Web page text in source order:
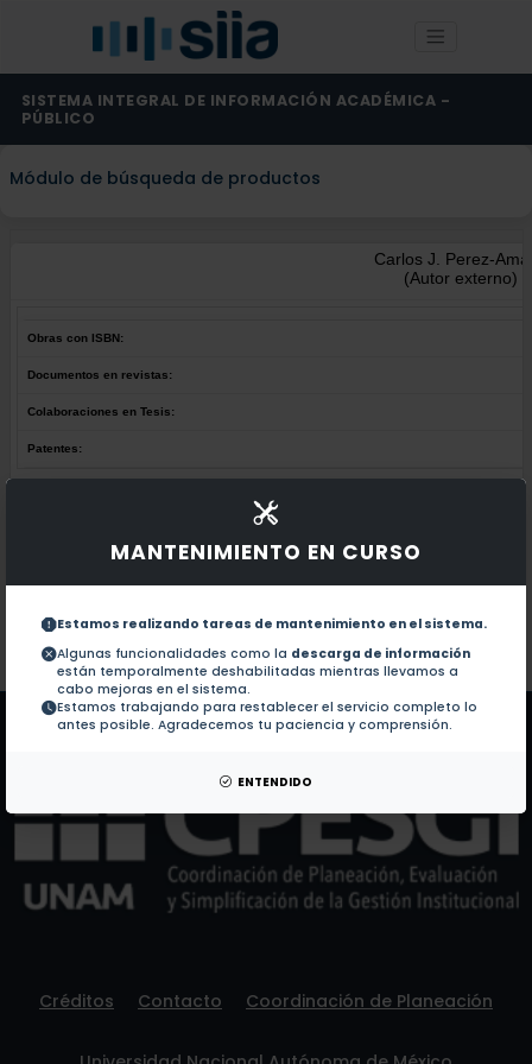
MANTENIMIENTO EN CURSO
Estamos realizando tareas de mantenimiento en el sistema.
Algunas funcionalidades como la descarga de información
están temporalmente deshabilitadas mientras llevamos a
cabo mejoras en el sistema.
Estamos trabajando para restablecer el servicio completo lo
antes posible. Agradecemos tu paciencia y comprensión.
ENTENDIDO
SISTEMA INTEGRAL DE INFORMACIÓN ACADÉMICA -
PÚBLICO
Módulo de búsqueda de productos
Carlos J. Perez-
(Autor externo)
Obras con ISBN:
Documentos en revistas:
Colaboraciones en Tesis:
Patentes:
No hay obras de este autor.
Documentos en revistas:
Colaboraciones en Tesis:
Patentes: No hay patentes de este autor.
Créditos Contacto Coordinación de Planeación